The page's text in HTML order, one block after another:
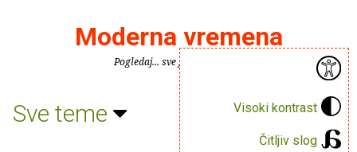
Visoki kontrast
Čitljiv slog
Moderna vremena
Pogledaj... sve je puno knjiga.
Sve teme